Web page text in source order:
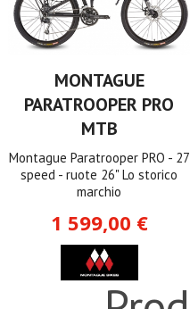
MONTAGUE
PARATROOPER PRO
MTB
Montague Paratrooper PRO - 27
speed - ruote 26" Lo storico
marchio
1 599,00 €